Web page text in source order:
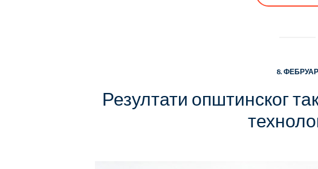
8. ФЕБРУАР
Резултати општинског